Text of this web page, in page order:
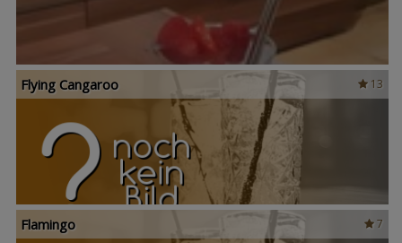
13
Flying Cangaroo
7
Flamingo